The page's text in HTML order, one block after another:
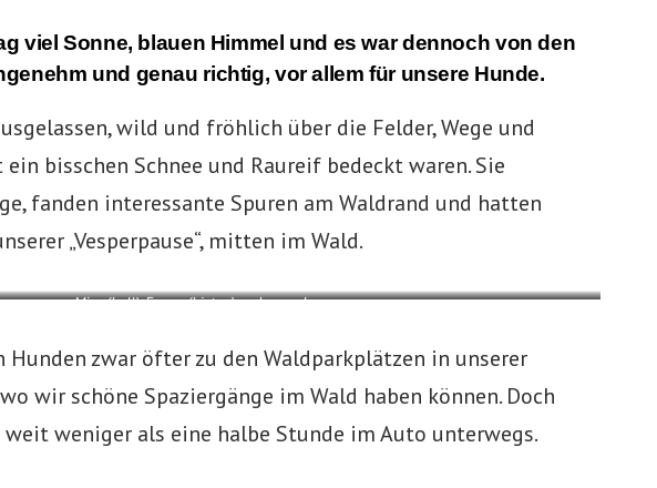
viel Sonne, blauen Himmel und es war dennoch von den
und genau richtig, vor allem für unsere Hunde.
wild und fröhlich über die Felder, Wege und
bisschen Schnee und Raureif bedeckt waren. Sie
fanden interessante Spuren am Waldrand und hatten
„Vesperpause“, mitten im Wald.
Mina (hell), Emma (hinten) und vorne Lucy
zwar öfter zu den Waldparkplätzen in unserer
wir schöne Spaziergänge im Wald haben können. Doch
weniger als eine halbe Stunde im Auto unterwegs.